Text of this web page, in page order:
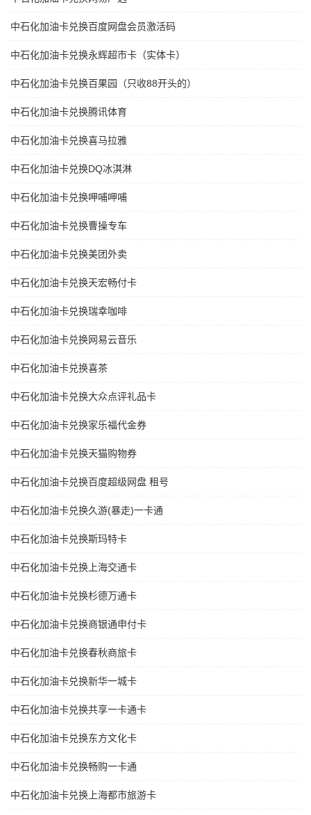
中石化加油卡兑换百度网盘会员激活码
中石化加油卡兑换永辉超市卡（实体卡）
中石化加油卡兑换百果园（只收88开头的）
中石化加油卡兑换腾讯体育
中石化加油卡兑换喜马拉雅
中石化加油卡兑换DQ冰淇淋
中石化加油卡兑换呷哺呷哺
中石化加油卡兑换曹操专车
中石化加油卡兑换美团外卖
中石化加油卡兑换天宏畅付卡
中石化加油卡兑换瑞幸咖啡
中石化加油卡兑换网易云音乐
中石化加油卡兑换喜茶
中石化加油卡兑换大众点评礼品卡
中石化加油卡兑换家乐福代金券
中石化加油卡兑换天猫购物券
中石化加油卡兑换百度超级网盘 租号
中石化加油卡兑换久游(暴走)一卡通
中石化加油卡兑换斯玛特卡
中石化加油卡兑换上海交通卡
中石化加油卡兑换杉德万通卡
中石化加油卡兑换商银通申付卡
中石化加油卡兑换春秋商旅卡
中石化加油卡兑换新华一城卡
中石化加油卡兑换共享一卡通卡
中石化加油卡兑换东方文化卡
中石化加油卡兑换畅购一卡通
中石化加油卡兑换上海都市旅游卡